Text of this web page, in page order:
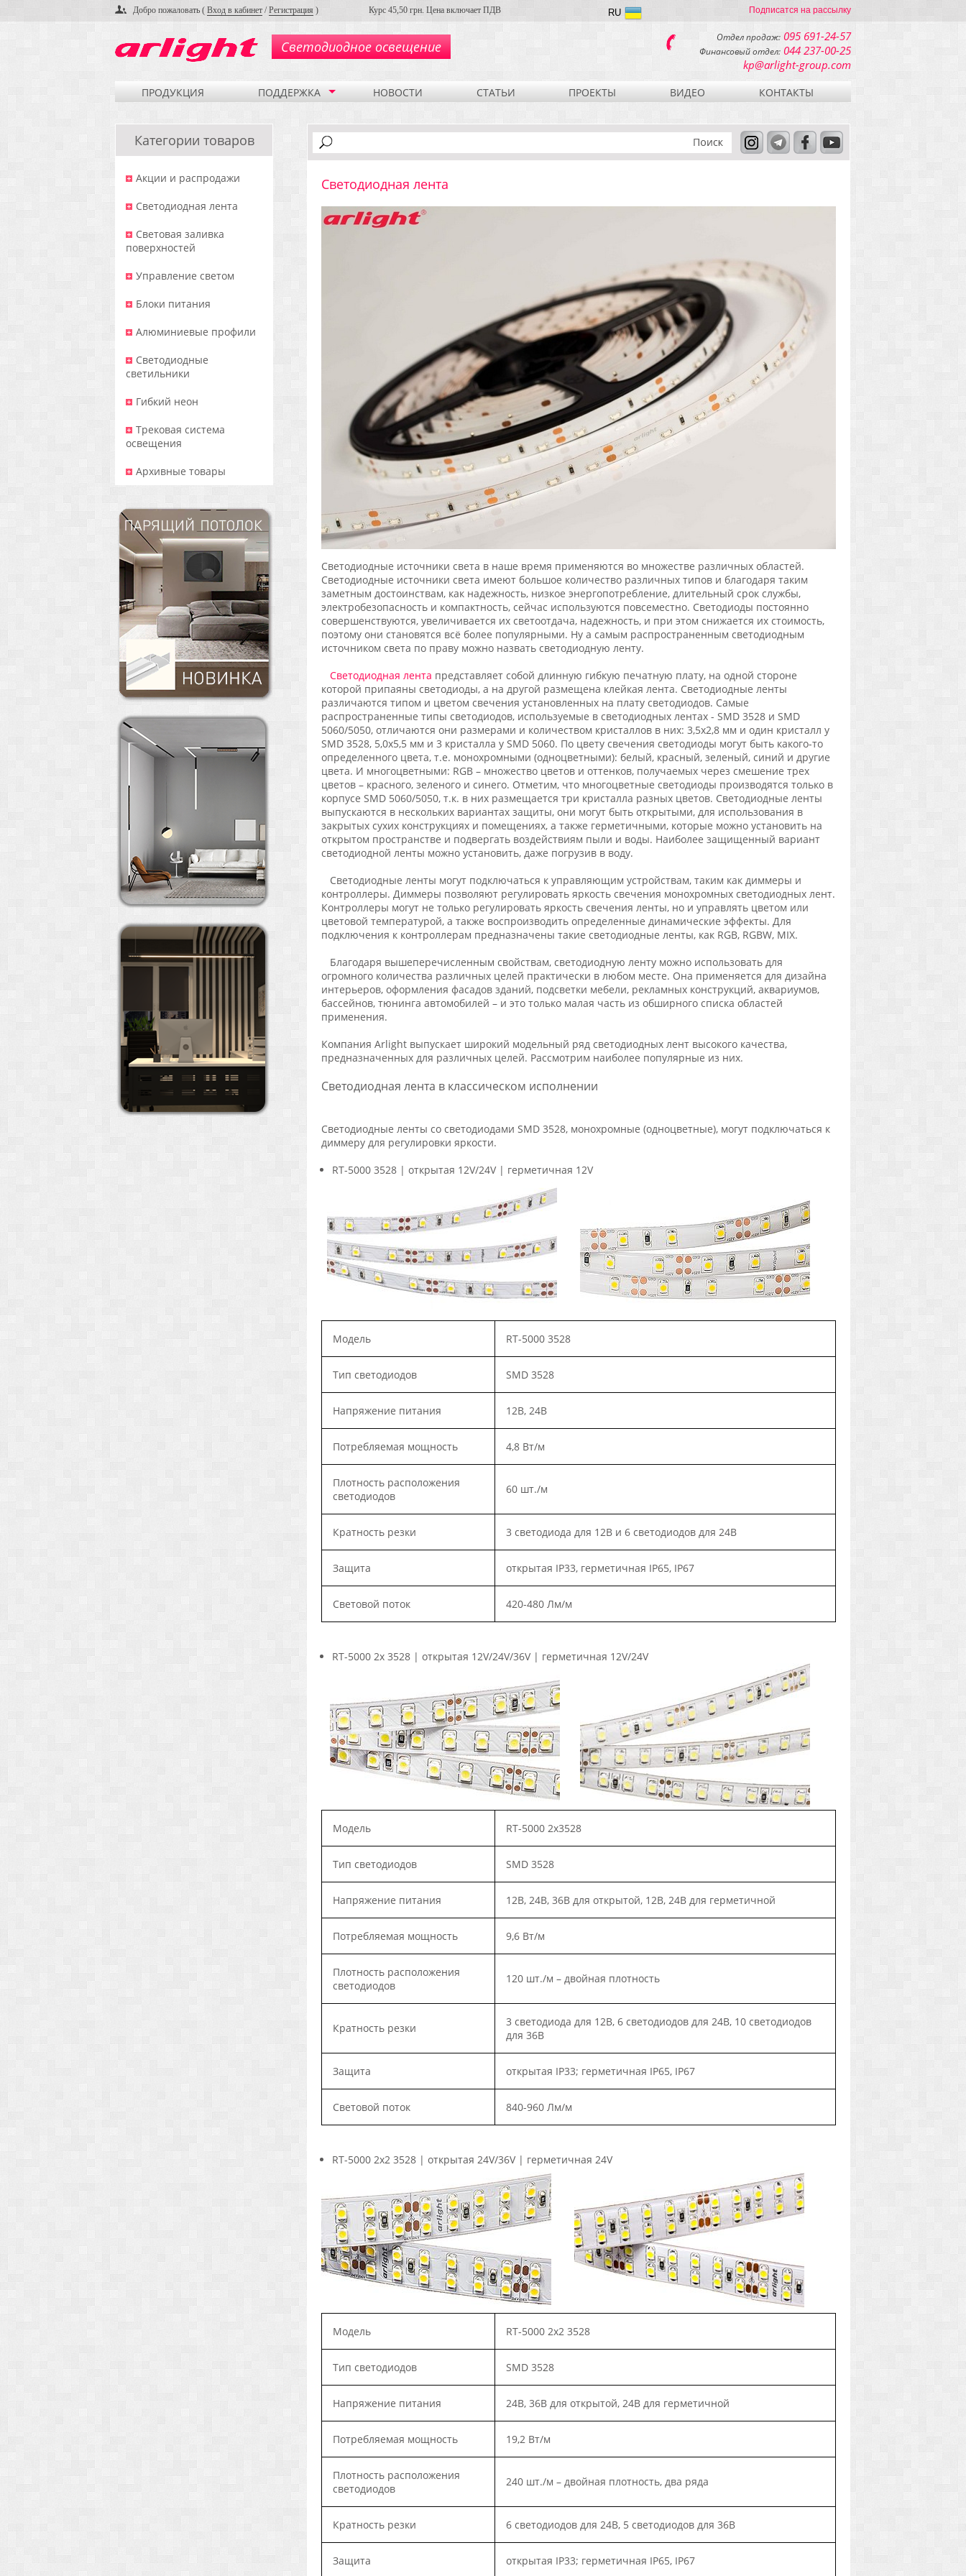
Добро пожаловать ( Вход в кабинет /Регистрация ) Курс 45,50 грн. Цена включает ПДВ Подписатся на рассылку
RU
Светодиодное освещение
Отдел продаж: 095 691-24-57
Финансовый отдел: 044 237-00-25
kp@arlight-group.com
ПРОДУКЦИЯ ПОДДЕРЖКА НОВОСТИ СТАТЬИ ПРОЕКТЫ ВИДЕО КОНТАКТЫ
Категории товаров
Акции и распродажи
Светодиодная лента
Световая заливка
поверхностей
Управление светом
Блоки питания
Алюминиевые профили
Светодиодные
светильники
Гибкий неон
Трековая система
освещения
Архивные товары
Светодиодная лента
Светодиодные источники света в наше время применяются во множестве различных областей.
Светодиодные источники света имеют большое количество различных типов и благодаря таким
заметным достоинствам, как надежность, низкое энергопотребление, длительный срок службы,
электробезопасность и компактность, сейчас используются повсеместно. Светодиоды постоянно
совершенствуются, увеличивается их светоотдача, надежность, и при этом снижается их стоимость,
поэтому они становятся всё более популярными. Ну а самым распространенным светодиодным
источником света по праву можно назвать светодиодную ленту.
Светодиодная лента представляет собой длинную гибкую печатную плату, на одной стороне
которой припаяны светодиоды, а на другой размещена клейкая лента. Светодиодные ленты
различаются типом и цветом свечения установленных на плату светодиодов. Самые
распространенные типы светодиодов, используемые в светодиодных лентах - SMD 3528 и SMD
5060/5050, отличаются они размерами и количеством кристаллов в них: 3,5х2,8 мм и один кристалл у
SMD 3528, 5,0х5,5 мм и 3 кристалла у SMD 5060. По цвету свечения светодиоды могут быть какого-то
определенного цвета, т.е. монохромными (одноцветными): белый, красный, зеленый, синий и другие
цвета. И многоцветными: RGB – множество цветов и оттенков, получаемых через смешение трех
цветов – красного, зеленого и синего. Отметим, что многоцветные светодиоды производятся только в
корпусе SMD 5060/5050, т.к. в них размещается три кристалла разных цветов. Светодиодные ленты
выпускаются в нескольких вариантах защиты, они могут быть открытыми, для использования в
закрытых сухих конструкциях и помещениях, а также герметичными, которые можно установить на
открытом пространстве и подвергать воздействиям пыли и воды. Наиболее защищенный вариант
светодиодной ленты можно установить, даже погрузив в воду.
Светодиодные ленты могут подключаться к управляющим устройствам, таким как диммеры и
контроллеры. Диммеры позволяют регулировать яркость свечения монохромных светодиодных лент.
Контроллеры могут не только регулировать яркость свечения ленты, но и управлять цветом или
цветовой температурой, а также воспроизводить определенные динамические эффекты. Для
подключения к контроллерам предназначены такие светодиодные ленты, как RGB, RGBW, MIX.
Благодаря вышеперечисленным свойствам, светодиодную ленту можно использовать для
огромного количества различных целей практически в любом месте. Она применяется для дизайна
интерьеров, оформления фасадов зданий, подсветки мебели, рекламных конструкций, аквариумов,
бассейнов, тюнинга автомобилей – и это только малая часть из обширного списка областей
применения.
Компания Arlight выпускает широкий модельный ряд светодиодных лент высокого качества,
предназначенных для различных целей. Рассмотрим наиболее популярные из них.
Светодиодная лента в классическом исполнении
Светодиодные ленты со светодиодами SMD 3528, монохромные (одноцветные), могут подключаться к
диммеру для регулировки яркости.
RT-5000 3528 | открытая 12V/24V | герметичная 12V
Модель RT-5000 3528
Тип светодиодов SMD 3528
Напряжение питания 12В, 24В
Потребляемая мощность 4,8 Вт/м
Плотность расположения
светодиодов
60 шт./м
Кратность резки 3 светодиода для 12В и 6 светодиодов для 24В
Защита открытая IP33, герметичная IP65, IP67
Световой поток 420-480 Лм/м
RT-5000 2x 3528 | открытая 12V/24V/36V | герметичная 12V/24V
Модель RT-5000 2x3528
Тип светодиодов SMD 3528
Напряжение питания 12В, 24В, 36В для открытой, 12В, 24В для герметичной
Потребляемая мощность 9,6 Вт/м
Плотность расположения
светодиодов
120 шт./м – двойная плотность
Кратность резки
3 светодиода для 12В, 6 светодиодов для 24В, 10 светодиодов
для 36В
Защита открытая IP33; герметичная IP65, IP67
Световой поток 840-960 Лм/м
RT-5000 2x2 3528 | открытая 24V/36V | герметичная 24V
Модель RT-5000 2x2 3528
Тип светодиодов SMD 3528
Напряжение питания 24В, 36В для открытой, 24В для герметичной
Потребляемая мощность 19,2 Вт/м
Плотность расположения
светодиодов
240 шт./м – двойная плотность, два ряда
Кратность резки 6 светодиодов для 24В, 5 светодиодов для 36В
Защита открытая IP33; герметичная IP65, IP67